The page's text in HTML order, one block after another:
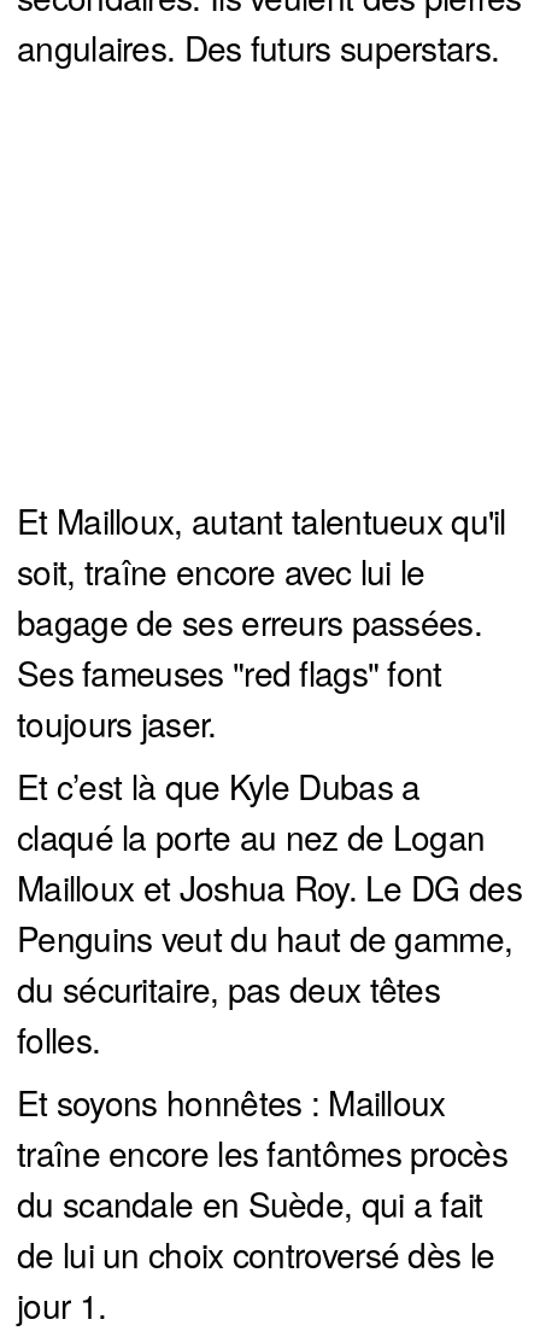
angulaires. Des futurs superstars.
Et Mailloux, autant talentueux qu'il
soit, traîne encore avec lui le
bagage de ses erreurs passées.
Ses fameuses "red flags" font
toujours jaser.
Et c’est là que Kyle Dubas a
claqué la porte au nez de Logan
Mailloux et Joshua Roy. Le DG des
Penguins veut du haut de gamme,
du sécuritaire, pas deux têtes
folles.
Et soyons honnêtes : Mailloux
traîne encore les fantômes procès
du scandale en Suède, qui a fait
de lui un choix controversé dès le
jour 1.